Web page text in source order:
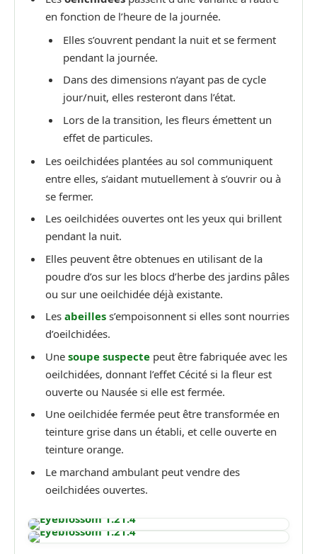
en fonction de l’heure de la journée.
Elles s’ouvrent pendant la nuit et se ferment
pendant la journée.
Dans des dimensions n’ayant pas de cycle
jour/nuit, elles resteront dans l’état.
Lors de la transition, les fleurs émettent un
effet de particules.
Les oeilchidées plantées au sol communiquent
entre elles, s’aidant mutuellement à s’ouvrir ou à
se fermer.
Les oeilchidées ouvertes ont les yeux qui brillent
pendant la nuit.
Elles peuvent être obtenues en utilisant de la
poudre d’os sur les blocs d’herbe des jardins pâles
ou sur une oeilchidée déjà existante.
Les abeilles s’empoisonnent si elles sont nourries
d’oeilchidées.
Une soupe suspecte peut être fabriquée avec les
oeilchidées, donnant l’effet Cécité si la fleur est
ouverte ou Nausée si elle est fermée.
Une oeilchidée fermée peut être transformée en
teinture grise dans un établi, et celle ouverte en
teinture orange.
Le marchand ambulant peut vendre des
oeilchidées ouvertes.